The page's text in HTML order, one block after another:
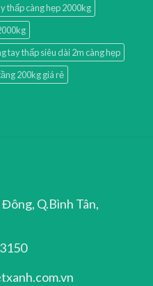
thấp càng hẹp 2000kg
tay thấp siêu dài 2m càng hẹp
200kg giá rẻ
Q.Bình Tân,